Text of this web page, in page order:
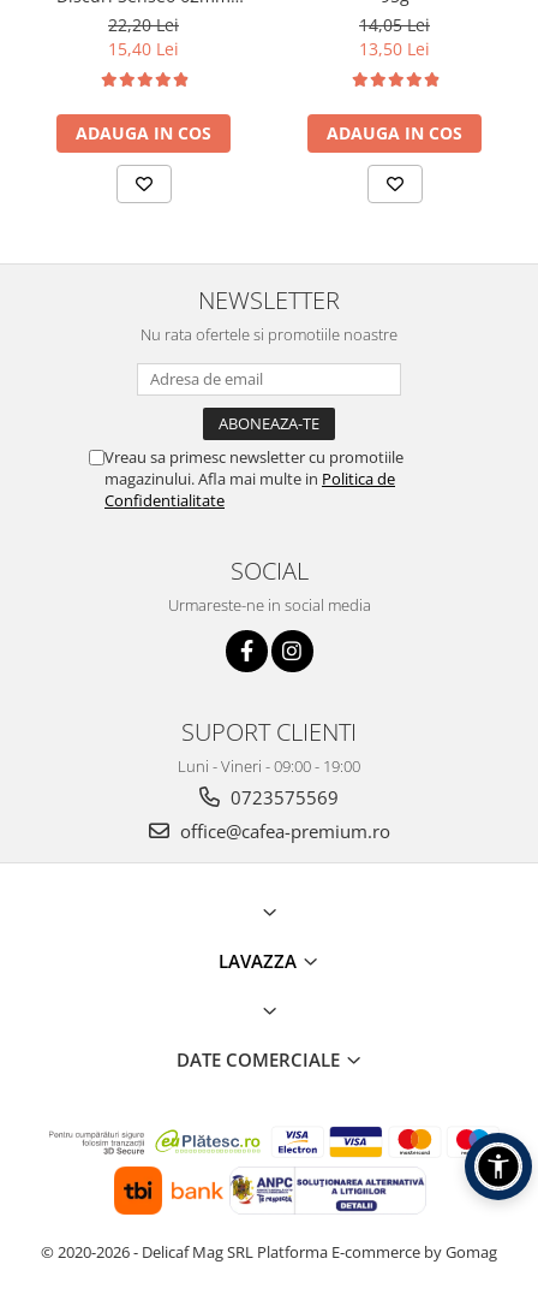
Monodoze 20buc 140g
22,20 Lei
15,40 Lei
ADAUGA IN COS
14,05 Lei
13,50 Lei
ADAUGA IN COS
NEWSLETTER
Nu rata ofertele si promotiile noastre
Vreau sa primesc newsletter cu promotiile
magazinului. Afla mai multe in Politica de
Confidentialitate
SOCIAL
Urmareste-ne in social media
SUPORT CLIENTI
Luni - Vineri - 09:00 - 19:00
0723575569
office@cafea-premium.ro
LAVAZZA
DATE COMERCIALE
© 2020-2026 - Delicaf Mag SRL Platforma E-commerce by Gomag